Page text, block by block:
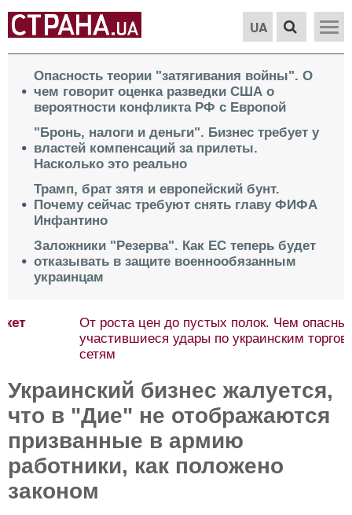
UA
Опасность теории "затягивания войны". О
чем говорит оценка разведки США о
вероятности конфликта РФ с Европой
"Бронь, налоги и деньги". Бизнес требует у
властей компенсаций за прилеты.
Насколько это реально
Трамп, брат зятя и европейский бунт.
Почему сейчас требуют снять главу ФИФА
Инфантино
Заложники "Резерва". Как ЕС теперь будет
отказывать в защите военнообязанным
украинцам
От роста цен до пустых полок. Чем опасны
участившиеся удары по украинским торговым
Украинский бизнес жалуется,
что в "Дие" не отображаются
призванные в армию
работники, как положено
законом